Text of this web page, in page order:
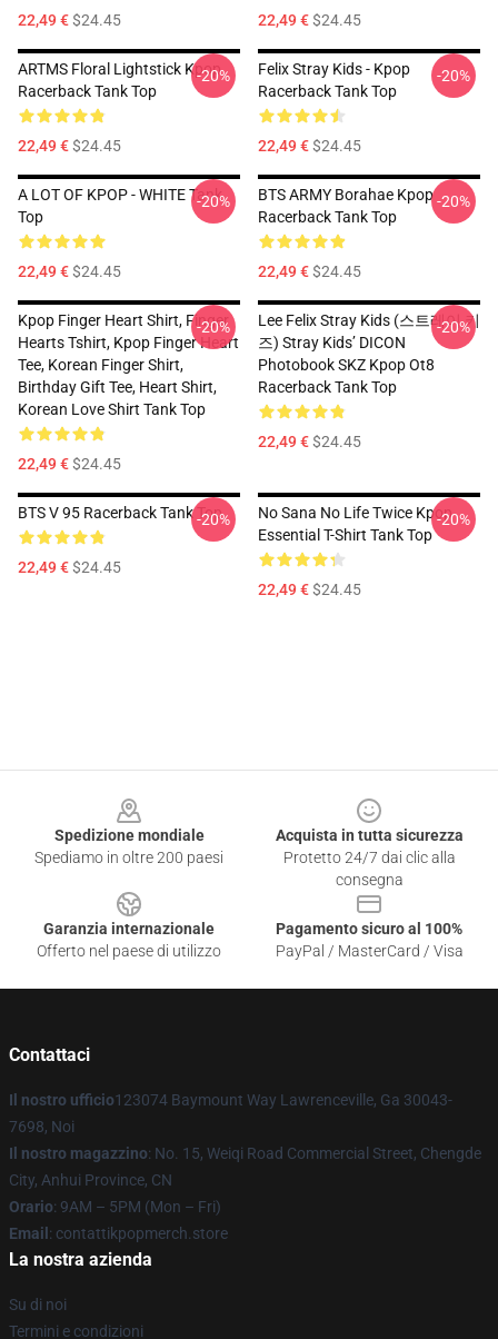
22,49 €$24.45 22,49 €$24.45
ARTMS Floral Lightstick Kpop
Racerback Tank Top
22,49 €$24.45
-20%
Felix Stray Kids - Kpop
Racerback Tank Top
22,49 €$24.45
-20%
A LOT OF KPOP - WHITE Tank
Top
22,49 €$24.45
-20%
BTS ARMY Borahae Kpop
Racerback Tank Top
22,49 €$24.45
-20%
Kpop Finger Heart Shirt, Finger
Hearts Tshirt, Kpop Finger Heart
Tee, Korean Finger Shirt,
Birthday Gift Tee, Heart Shirt,
Korean Love Shirt Tank Top
22,49 €$24.45
-20%
Lee Felix Stray Kids (스트레이 키
즈) Stray Kids’ DICON
Photobook SKZ Kpop Ot8
Racerback Tank Top
22,49 €$24.45
-20%
BTS V 95 Racerback Tank Top
22,49 €$24.45
-20%
No Sana No Life Twice Kpop
Essential T-Shirt Tank Top
22,49 €$24.45
-20%
Spedizione mondiale
Spediamo in oltre 200 paesi
Acquista in tutta sicurezza
Protetto 24/7 dai clic alla
consegna
Garanzia internazionale
Offerto nel paese di utilizzo
Pagamento sicuro al 100%
PayPal / MasterCard / Visa
Contattaci
Il nostro ufficio123074 Baymount Way Lawrenceville, Ga 30043-
7698, Noi
Il nostro magazzino: No. 15, Weiqi Road Commercial Street, Chengde
City, Anhui Province, CN
Orario: 9AM – 5PM (Mon – Fri)
Email : contattikpopmerch.store
La nostra azienda
Su di noi
Termini e condizioni